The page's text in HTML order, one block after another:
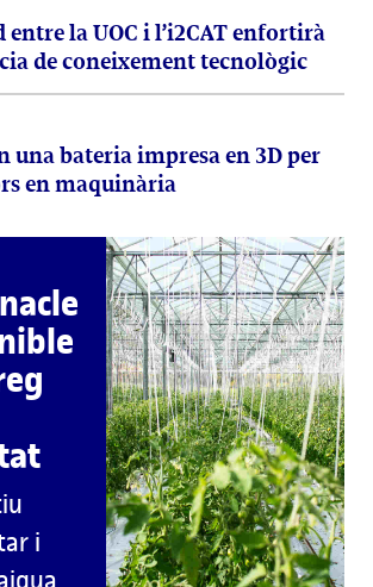
entre la UOC i l’i2CAT enfortirà
de coneixement tecnològic
una bateria impresa en 3D per
en maquinària
i